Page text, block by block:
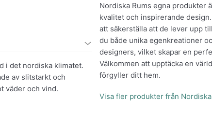
i det nordiska klimatet.
av slitstarkt och
väder och vind.
Nordiska Rums egna produkter
kvalitet och inspirerande
att säkerställa att de lever upp
du både unika egenkreationer
designers, vilket skapar en
Välkommen att upptäcka en
förgyller ditt hem.
Visa fler produkter från Nordiska